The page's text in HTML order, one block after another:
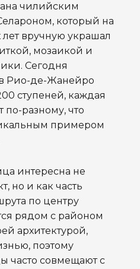
чилийским
который на
вручную украшал
мозаикой и
Сегодня
Рио-де-Жанейро
ступеней, каждая
по-разному, что
примером
интересна не
но и как часть
по центру
рядом с районом
архитектурой,
поэтому
часто совмещают с